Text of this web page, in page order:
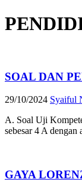
SOAL DAN
29/10/2024 Syaiful
A. Soal Uji
sebesar 4 A dengan
GAYA